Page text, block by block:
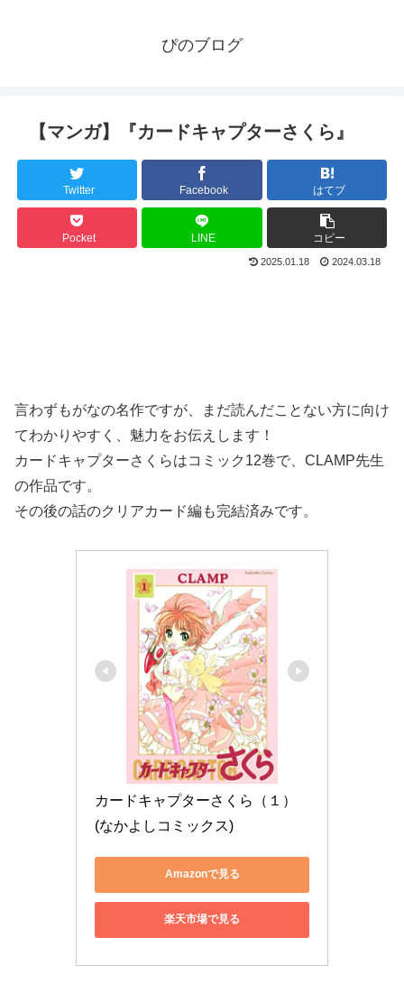
ぴのブログ
【マンガ】『カードキャプターさくら』
Twitter Facebook はてブ
Pocket LINE コピー
2025.01.18 2024.03.18
言わずもがなの名作ですが、まだ読んだことない方に向け
てわかりやすく、魅力をお伝えします！
カードキャプターさくらはコミック12巻で、CLAMP先生
の作品です。
その後の話のクリアカード編も完結済みです。
カードキャプターさくら（１）
(なかよしコミックス)
Amazonで見る
楽天市場で見る